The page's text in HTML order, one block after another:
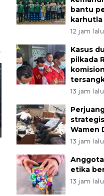
bantu
karhutla
12 jam lalu
Kasus
pilkada
13 jam lalu
Wamen
13 jam lalu
Anggota
etika
13 jam lalu